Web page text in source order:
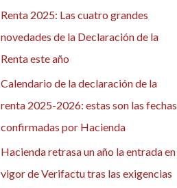
p
o
r
:
Renta 2025: Las cuatro grandes
novedades de la Declaración de la
Renta este año
Calendario de la declaración de la
renta 2025-2026: estas son las fechas
confirmadas por Hacienda
Hacienda retrasa un año la entrada en
vigor de Verifactu tras las exigencias